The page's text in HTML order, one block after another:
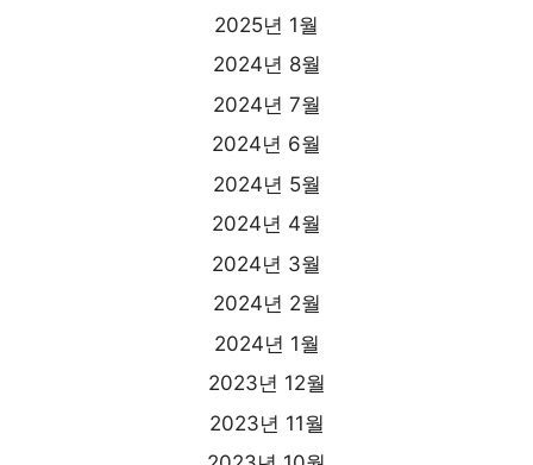
2025년 1월
2024년 8월
2024년 7월
2024년 6월
2024년 5월
2024년 4월
2024년 3월
2024년 2월
2024년 1월
2023년 12월
2023년 11월